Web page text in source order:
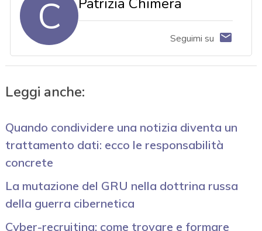
C
Seguimi su
Leggi anche:
Quando condividere una notizia diventa un
trattamento dati: ecco le responsabilità
concrete
La mutazione del GRU nella dottrina russa
della guerra cibernetica
Cyber-recruiting: come trovare e formare